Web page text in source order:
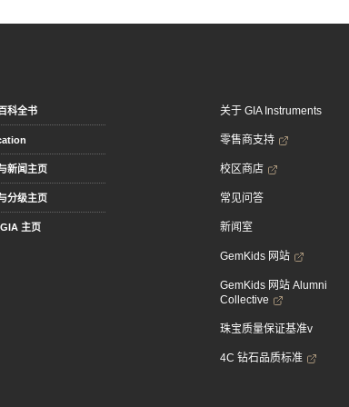
科全书
新闻主页
分级主页
主页
关于 GIA Instruments
零售商支持
校区商店
常见问答
新闻室
GemKids 网站
GemKids 网站 Alumni
Collective
珠宝质量保证基准v
4C 钻石品质标准